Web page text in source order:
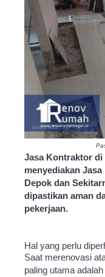
Jasa Kontraktor
menyediakan
Depok dan
dipastikan aman
pekerjaan.
Hal yang perlu
Saat merenovasi
paling utama